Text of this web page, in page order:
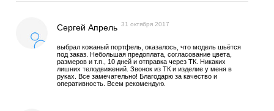
Сергей Апрель 31 октября 2017
выбрал кожаный портфель, оказалось, что модель шьётся
под заказ. Небольшая предоплата, согласование цвета,
размеров и т.п., 10 дней и отправка через ТК. Никаких
лишних телодвижений. Звонок из ТК и изделие у меня в
руках. Все замечательно! Благодарю за качество и
оперативность. Всем рекомендую.